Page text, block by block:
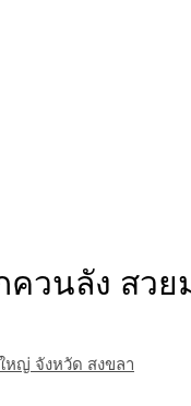
วนลัง สว
หญ่ จังหวัด สงขลา